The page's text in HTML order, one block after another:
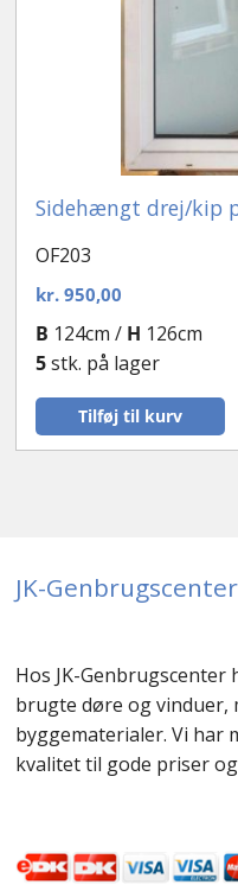
Sidehængt drej/kip
OF203
kr.950,00
Tilføj til kurv
B 124cm / H 126cm
5stk. på lager
JK-Genbrugscenter
Hos JK-
brugte døre og vinduer,
byggematerialer. Vi har
kvalitet til gode priser